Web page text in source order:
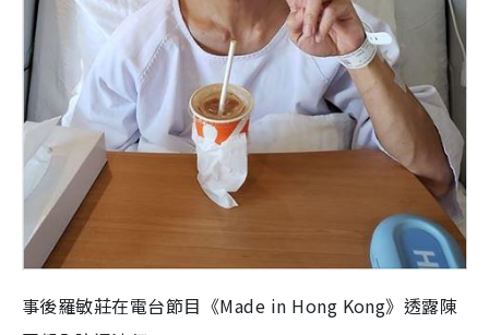
事後羅敏莊在電台節目《Made in Hong Kong》透露陳